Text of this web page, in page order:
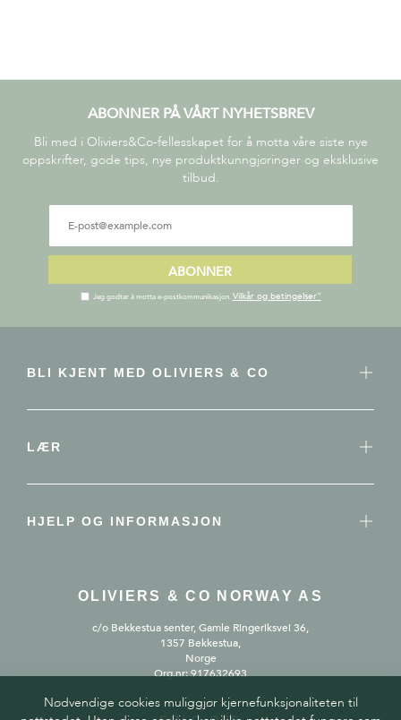
ABONNER PÅ VÅRT NYHETSBREV
Bli med i Oliviers&Co-fellesskapet for å motta våre siste nye
oppskrifter, gode tips, nye produktkunngjøringer og eksklusive
tilbud.
ABONNER
Jeg godtar å motta e-postkommunikasjon. Vilkår og betingelser"
BLI KJENT MED OLIVIERS & CO
LÆR
HJELP OG INFORMASJON
OLIVIERS & CO NORWAY AS
c/o Bekkestua senter, Gamle Ringeriksvei 36,
1357 Bekkestua,
Norge
Org.nr: 917632693
Nødvendige cookies muliggjør kjernefunksjonaliteten til